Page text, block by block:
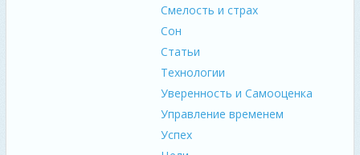
Смелость и страх
Сон
Статьи
Технологии
Уверенность и Самооценка
Управление временем
Успех